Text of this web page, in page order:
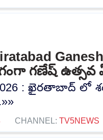
గణేష్ ఉత్సవ
2026 : ఖైరతాబాద్ లో
CHANNEL: TV5NEWS